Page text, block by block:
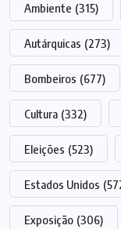
Ambiente (315)
Autárquicas (273)
Bombeiros (677)
Cultura (332)
Eleições (523)
Estados Unidos
Exposição (306)